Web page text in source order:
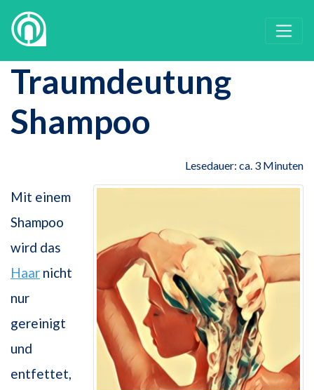
Traumdeutung
Shampoo
Lesedauer: ca. 3 Minuten
Mit einem
Shampoo
wird das
Haar nicht
nur
gereinigt
und
entfettet,